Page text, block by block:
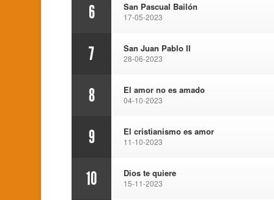
6 San Pascual Bailón
17-05-2023
7 San Juan Pablo II
28-06-2023
8 El amor no es amado
04-10-2023
9 El cristianismo es amor
11-10-2023
10 Dios te quiere
15-11-2023